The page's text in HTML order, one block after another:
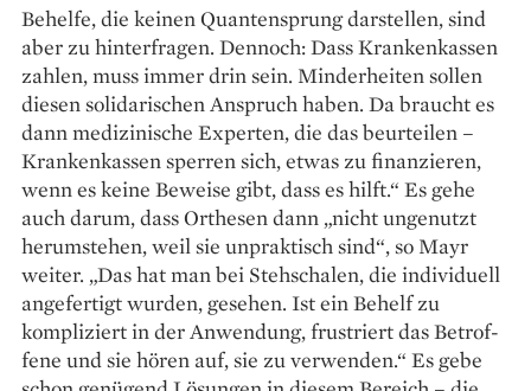
Behelfe, die keinen Quantensprung darstellen, sind
aber zu hinterfragen. Dennoch: Dass Krankenkassen
zahlen, muss immer drin sein. Minderheiten sollen
diesen solidarischen Anspruch haben. Da braucht es
dann medizinische Experten, die das beurteilen –
Krankenkassen sperren sich, etwas zu finanzieren,
wenn es keine Beweise gibt, dass es hilft.“ Es gehe
auch darum, dass Orthesen dann „nicht ungenutzt
herumstehen, weil sie unpraktisch sind“, so Mayr
weiter. „Das hat man bei Stehschalen, die individuell
angefertigt wurden, gesehen. Ist ein Behelf zu
kompliziert in der Anwendung, frustriert das Betrof­
fene und sie hören auf, sie zu verwenden.“ Es gebe